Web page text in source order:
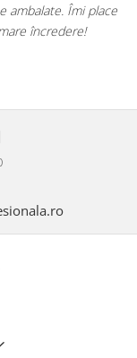
bună la un preț
destinate